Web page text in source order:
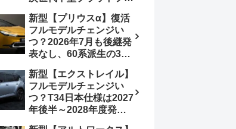
搭載予想【ホンダ最新情
報】Honda S+ Shiftは現
行e:HEV RS 消費税込
4,659,600円で先行導入
新型【プリウスα】復活
フルモデルチェンジい
つ？2026年7月も後継発
表なし、60系派生の3列
発売される可能性は【ト
ヨタ最新情報デザイン予
想画像】スライドドア装
備の要望も
新型【エクストレイル】
フルモデルチェンジい
つ？T34日本仕様は2027
年後半～2028年度発売